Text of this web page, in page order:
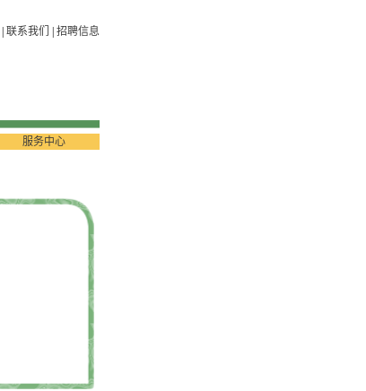
联系我们 招聘信息
服务中心